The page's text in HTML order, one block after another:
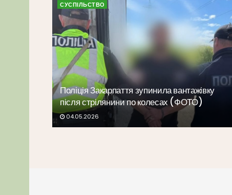
СУСПІЛЬСТВО
Поліція Закарпаття зупинила вантажівку
після стрілянини по колесах (ФОТО)
04.05.2026